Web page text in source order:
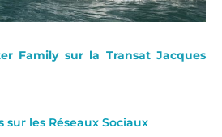
Family sur la Transat Jacques
sur les Réseaux Sociaux